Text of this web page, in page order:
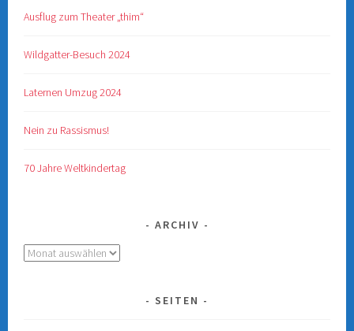
Ausflug zum Theater „thim“
Wildgatter-Besuch 2024
Laternen Umzug 2024
Nein zu Rassismus!
70 Jahre Weltkindertag
ARCHIV
Archiv
SEITEN